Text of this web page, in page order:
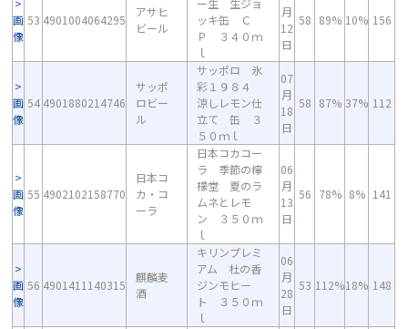
画
像
53 4901004064295
アサヒ
ビール
ー生 生ジョ
ッキ缶 Ｃ
Ｐ ３４０ｍ
ｌ
月
12
日
58 89% 10% 156
画
像
54 4901880214746
サッポ
ロビー
ル
サッポロ 氷
彩１９８４
涼しレモン仕
立て 缶 ３
５０ｍｌ
07
月
18
日
58 87% 37% 112
画
像
55 4902102158770
日本コ
カ・コ
ーラ
日本コカコー
ラ 季節の檸
檬堂 夏のラ
ムネとレモ
ン ３５０ｍ
ｌ
06
月
13
日
56 78% 8% 141
画
像
56 4901411140315
麒麟麦
酒
キリンプレミ
アム 杜の香
ジンモヒー
ト ３５０ｍ
ｌ
06
月
28
日
53 112%18% 148